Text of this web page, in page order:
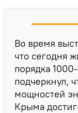
Во время
что сегодня
порядка
подчеркнул,
мощностей
Крыма